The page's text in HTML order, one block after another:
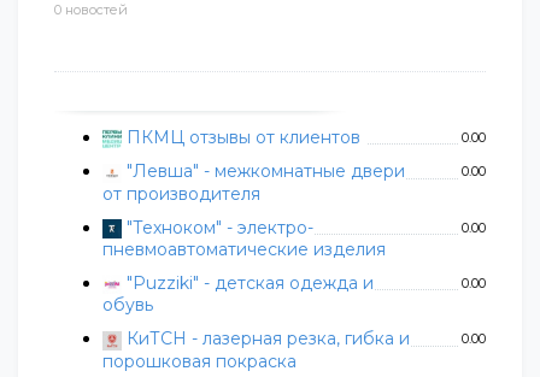
0 новостей
ПКМЦ отзывы от клиентов 0.00
"Левша" - межкомнатные двери
от производителя
0.00
"Техноком" - электро-
пневмоавтоматические изделия
0.00
"Puzziki" - детская одежда и
обувь
0.00
КиТСН - лазерная резка, гибка и
порошковая покраска
0.00